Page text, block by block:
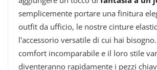
semplicemente portare una finitura
outfit da ufficio, le nostre cinture
l'accessorio versatile di cui hai
comfort incomparabile e il loro stile
diventeranno rapidamente i pezzi